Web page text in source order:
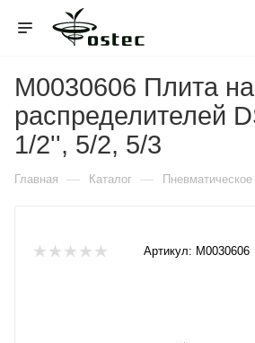
M0030606 Плита
распределителей
1/2'', 5/2, 5/3
Главная — Каталог —
Артикул: M0030606